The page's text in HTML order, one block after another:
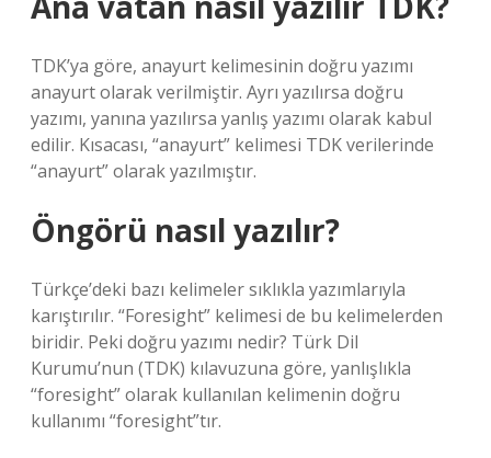
TDK’ya göre, anayurt kelimesinin doğru yazımı
anayurt olarak verilmiştir. Ayrı yazılırsa doğru
yazımı, yanına yazılırsa yanlış yazımı olarak kabul
edilir. Kısacası, “anayurt” kelimesi TDK verilerinde
“anayurt” olarak yazılmıştır.
Öngörü nasıl yazılır?
Türkçe’deki bazı kelimeler sıklıkla yazımlarıyla
karıştırılır. “Foresight” kelimesi de bu kelimelerden
biridir. Peki doğru yazımı nedir? Türk Dil
Kurumu’nun (TDK) kılavuzuna göre, yanlışlıkla
“foresight” olarak kullanılan kelimenin doğru
kullanımı “foresight”tır.